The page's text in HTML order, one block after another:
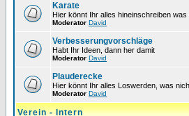
Karate
Hier könnt Ihr alles hineinschreiben was
Moderator David
Verbesserungvorschläge
Habt Ihr Ideen, dann her damit
Moderator David
Plauderecke
Hier könnt Ihr alles Loswerden, was
Moderator David
Verein - Intern